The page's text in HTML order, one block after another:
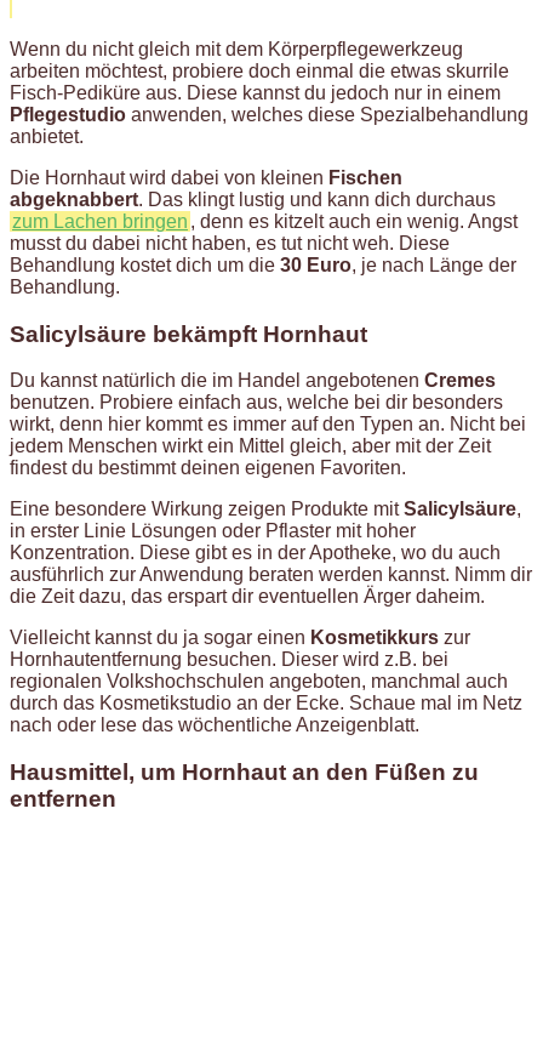
Wenn du nicht gleich mit dem Körperpflegewerkzeug
arbeiten möchtest, probiere doch einmal die etwas skurrile
Fisch-Pediküre aus. Diese kannst du jedoch nur in einem
Pflegestudio anwenden, welches diese Spezialbehandlung
anbietet.
Die Hornhaut wird dabei von kleinen Fischen
abgeknabbert. Das klingt lustig und kann dich durchaus
zum Lachen bringen , denn es kitzelt auch ein wenig. Angst
musst du dabei nicht haben, es tut nicht weh. Diese
Behandlung kostet dich um die 30 Euro, je nach Länge der
Behandlung.
Salicylsäure bekämpft Hornhaut
Du kannst natürlich die im Handel angebotenen Cremes
benutzen. Probiere einfach aus, welche bei dir besonders
wirkt, denn hier kommt es immer auf den Typen an. Nicht bei
jedem Menschen wirkt ein Mittel gleich, aber mit der Zeit
findest du bestimmt deinen eigenen Favoriten.
Eine besondere Wirkung zeigen Produkte mitSalicylsäure,
in erster Linie Lösungen oder Pflaster mit hoher
Konzentration. Diese gibt es in der Apotheke, wo du auch
ausführlich zur Anwendung beraten werden kannst. Nimm dir
die Zeit dazu, das erspart dir eventuellen Ärger daheim.
Vielleicht kannst du ja sogar einen Kosmetikkurs zur
Hornhautentfernung besuchen. Dieser wird z.B. bei
regionalen Volkshochschulen angeboten, manchmal auch
durch das Kosmetikstudio an der Ecke. Schaue mal im Netz
nach oder lese das wöchentliche Anzeigenblatt.
Hausmittel, um Hornhaut an den Füßen zu
entfernen